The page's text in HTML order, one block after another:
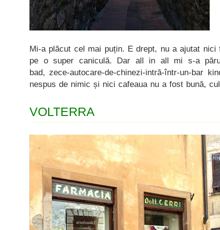
Mi-a plăcut cel mai puțin. E drept, nu a ajutat
pe o super caniculă. Dar all in all mi s-a
bad, zece-autocare-de-chinezi-intră-într-un-bar
nespus de nimic și nici cafeaua nu a fost bună,
VOLTERRA